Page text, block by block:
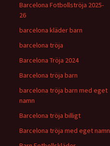
Barcelona Fotbollströja 2025-
26
barcelona kläder barn
barcelona tröja
Barcelona Tröja 2024
Barcelona tröja barn
barcelona tröja barn med eget
namn
Barcelona tröja billigt
Barcelona tröja med eget namn